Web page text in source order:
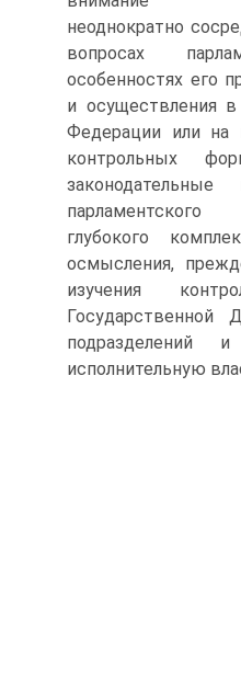
неоднократно
вопросах
особенностях его
и осуществления
Федерации или на
контрольных
глубокого
осмысления,
изучения
Государственной
подразделений
исполнительную